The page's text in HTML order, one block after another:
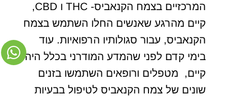
המרכזיים בצמח הקנאביס- THC ו CBD,
קיים מהרגע שאנשים החלו השתמש בצמח
הקנאביס, עבור סגולותיו הרפואיות. עוד
בימי קדם לפני שהמדע המודרני בכלל היה
קיים, מטפלים ורופאים השתמשו בזנים
שונים של צמח הקנאביס לטיפול בבעיות